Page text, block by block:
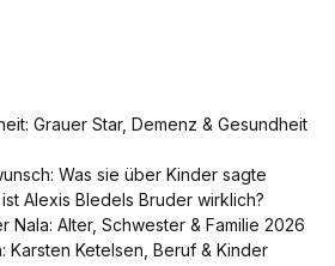
Grauer Star, Demenz & Gesundheit
Was sie über Kinder sagte
Alexis Bledels Bruder wirklich?
Nala: Alter, Schwester & Familie 2026
Karsten Ketelsen, Beruf & Kinder